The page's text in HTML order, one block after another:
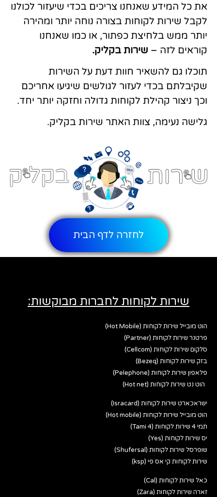
את כל המידע שאנחנו צריכים בכדי שיעזור לכולנו
לקבל שירות לקוחות בצורה נוחה יותר ומהירה
יותר ממש בלחיצת כפתור, או כמו שאנחנו
קוראים לזה – שירות בקליק.
תוכלו גם להשאיר חוות דעת על השירות
שקיבלתם בכדי לעזור לגולשים שיגיעו אחריכם
וכך ניצור קהילת לקוחות גדולה וחזקה יותר יחד.
גלישה נעימה, צוות האתר שירות בקליק.
לחזרה לדף הבית
שירות לקוחות לחברות מבוקשות:
הוט מובייל שירות לקוחות (Hot Mobile)
פרטנר שירות לקוחות (Partner)
סלקום שירות לקוחות (Cellcom)
בזק שירות לקוחות (Bezeq)
פלאפון שירות לקוחות (Pelephone)
הוט נט שירות לקוחות (Hot net)
ישראכארט שירות לקוחות (Isracard)
הוט מובייל שירות לקוחות (Hot mobile)
תמי 4 שירות לקוחות (Tami 4)
יס שירות לקוחות (Yes)
שופרסל שירות לקוחות (Shufersal)
שירות לקוחות קי אס פי (ksp)
כאל שירות לקוחות (Cal)
זארה שירות לקוחות (Zara)